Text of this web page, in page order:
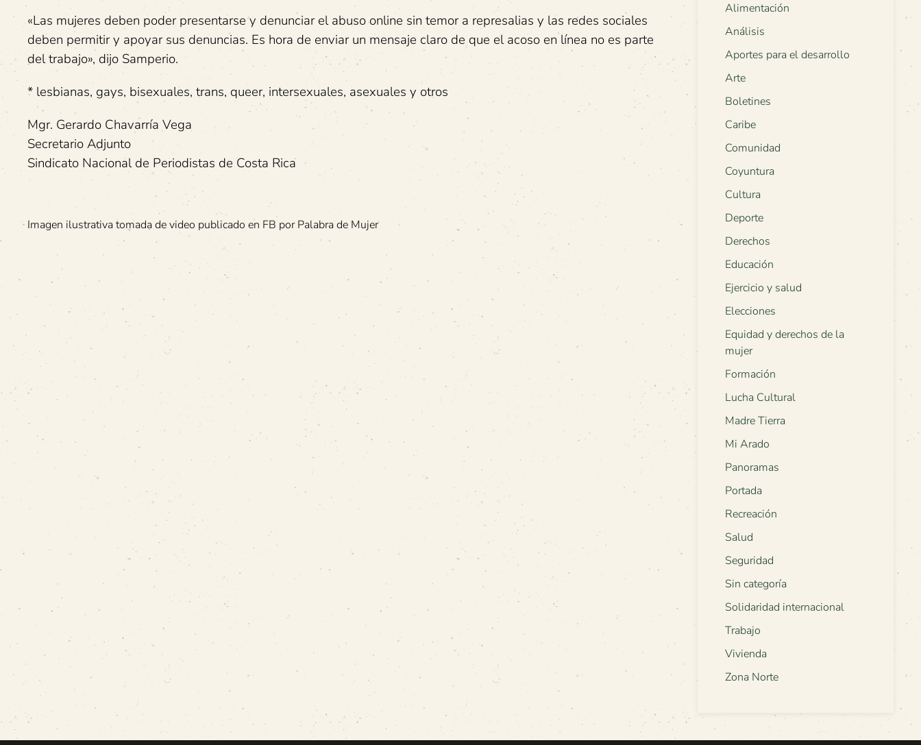
«Las mujeres deben poder presentarse y denunciar el abuso online sin temor a represalias y las redes sociales
deben permitir y apoyar sus denuncias. Es hora de enviar un mensaje claro de que el acoso en línea no es parte
del trabajo», dijo Samperio.
* lesbianas, gays, bisexuales, trans, queer, intersexuales, asexuales y otros
Mgr. Gerardo Chavarría Vega
Secretario Adjunto
Sindicato Nacional de Periodistas de Costa Rica
Imagen ilustrativa tomada de video publicado en FB por Palabra de Mujer
Alimentación
Análisis
Aportes para el desarrollo
Arte
Boletines
Caribe
Comunidad
Coyuntura
Cultura
Deporte
Derechos
Educación
Ejercicio y salud
Elecciones
Equidad y derechos de la
mujer
Formación
Lucha Cultural
Madre Tierra
Mi Arado
Panoramas
Portada
Recreación
Salud
Seguridad
Sin categoría
Solidaridad internacional
Trabajo
Vivienda
Zona Norte